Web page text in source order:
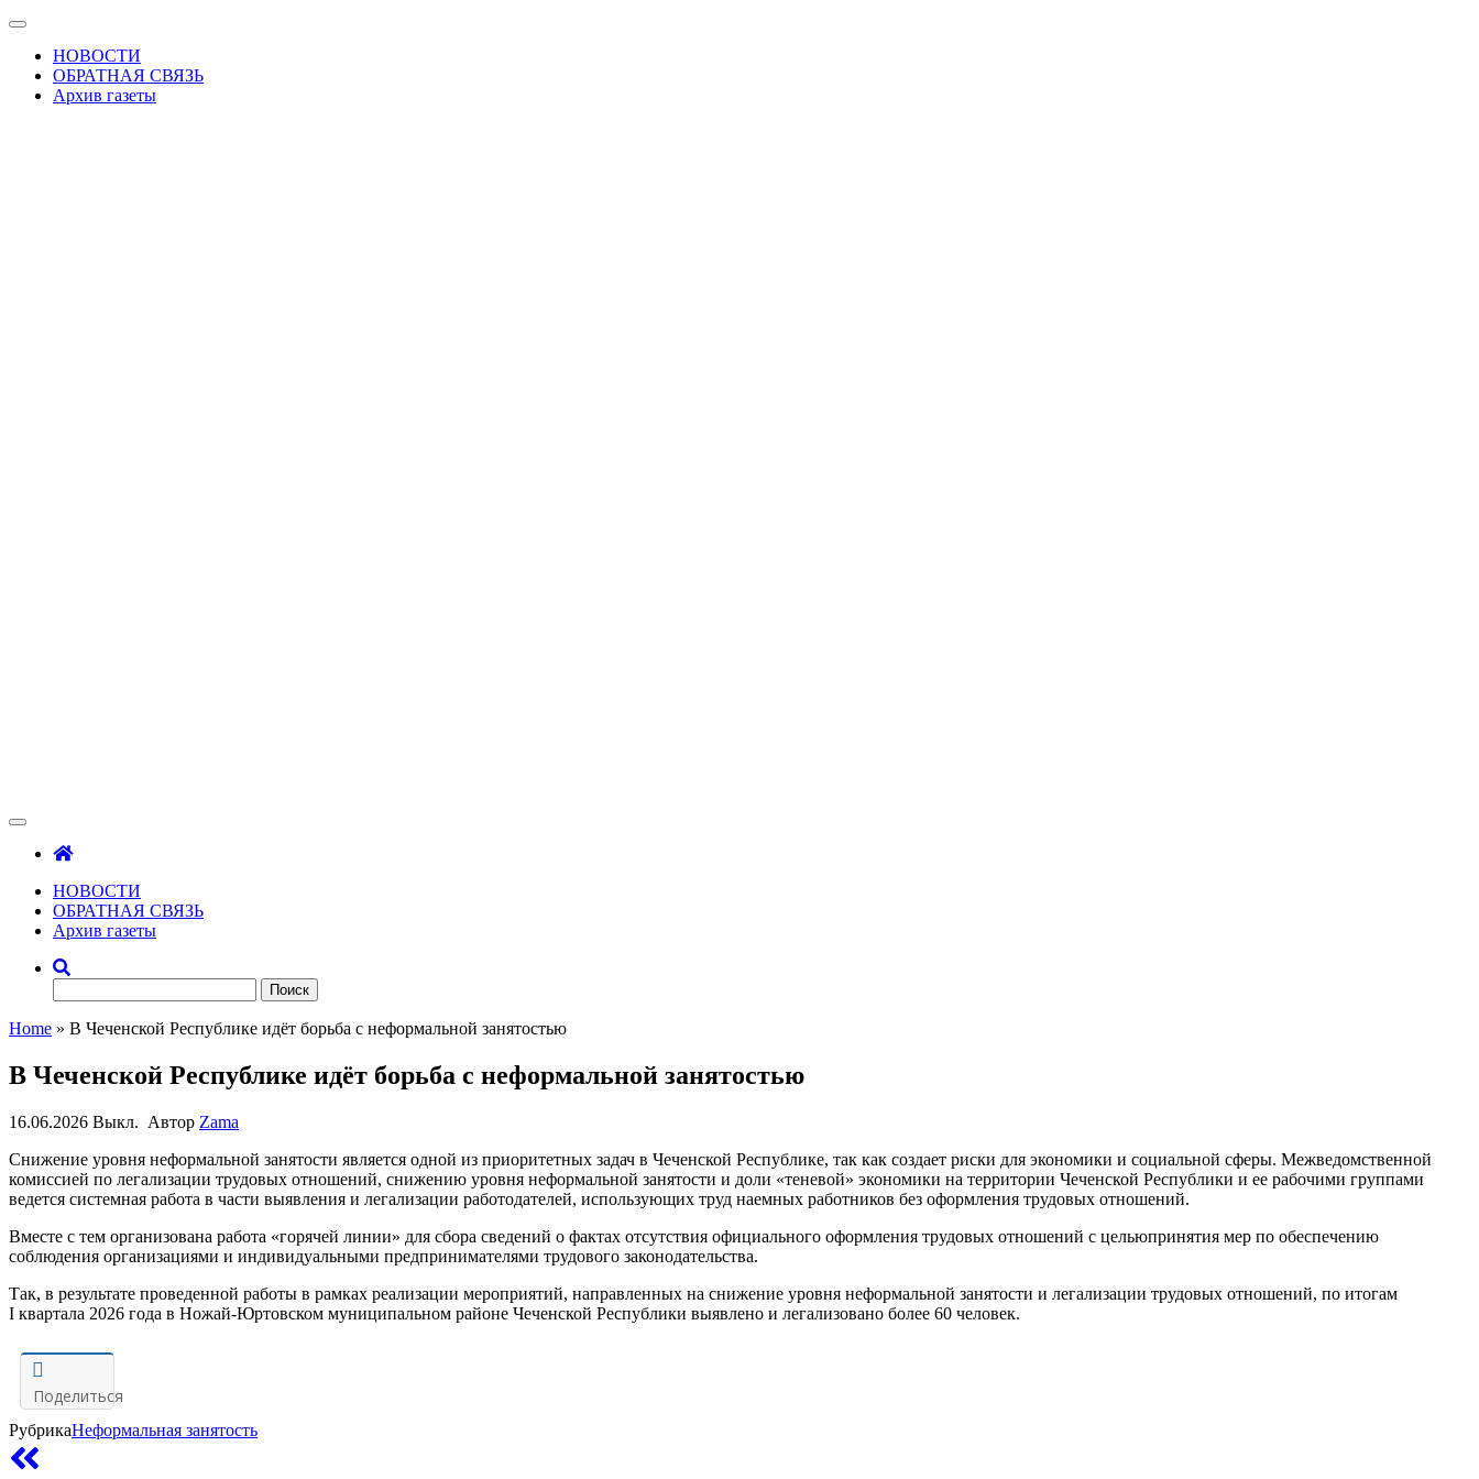
Skip
content
Показать/
Скрыть
навигацию
НОВОСТИ
ОБРАТНАЯ СВЯЗЬ
Архив газеты
НОВОСТИ
ОБРАТНАЯ СВЯЗЬ
Архив газеты
Home » В Чеченской Республике идёт борьба с неформальной занятостью
В Чеченской Республике идёт борьба с неформальной занятостью
16.06.2026 Выкл. Автор Zama
Снижение уровня неформальной занятости является одной из приоритетных задач в Чеченской Республике, так как создает риски для экономики и социальной сферы. Межведомственной
комиссией по легализации трудовых отношений, снижению уровня неформальной занятости и доли «теневой» экономики на территории Чеченской Республики и ее рабочими группами
ведется системная работа в части выявления и легализации работодателей, использующих труд наемных работников без оформления трудовых отношений.
Вместе с тем организована работа «горячей линии» для сбора сведений о фактах отсутствия официального оформления трудовых отношений с цельюпринятия мер по обеспечению
соблюдения организациями и индивидуальными предпринимателями трудового законодательства.
Так, в результате проведенной работы в рамках реализации мероприятий, направленных на снижение уровня неформальной занятости и легализации трудовых отношений, по итогам
I квартала 2026 года в Ножай-Юртовском муниципальном районе Чеченской Республики выявлено и легализовано более 60 человек.
Поделиться
РубрикаНеформальная занятость